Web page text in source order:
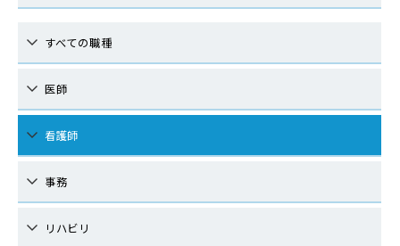
すべての職種
医師
看護師
事務
リハビリ